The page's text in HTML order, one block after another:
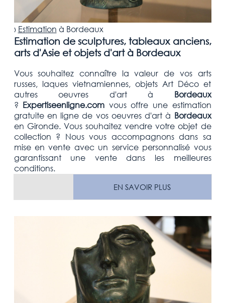
› Estimation à Bordeaux
Estimation de sculptures, tableaux anciens,
arts d'Asie et objets d'art à Bordeaux
Vous souhaitez connaître la valeur de vos arts
russes, laques vietnamiennes, objets Art Déco et
autres oeuvres d'art à
Bordeaux
? Expertiseenligne.com vous offre une estimation
gratuiteen ligne de vos oeuvres d'art à Bordeaux
en Gironde. Vous souhaitez vendre votre objet de
collection ? Nous vous accompagnons dans sa
mise en vente avec un service personnalisé vous
garantissant une vente dans les meilleures
conditions.
EN SAVOIR PLUS